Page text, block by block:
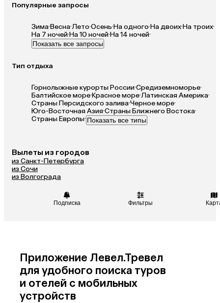
Подписка Фильтры
Популярные запросы
Зима·Весна·Лето·Осень·На одного·На двоих·На троих·
На 7 ночей·На 10 ночей·На 14 ночей·
Показать все запросы
Тип отдыха
Горнолыжные курорты России·Средиземноморье·
Балтийское море·Красное море·Латинская Америка·
Страны Персидского залива·Черное море·
Юго-Восточная Азия·Страны Ближнего Востока·
Страны Европы·Показать все типы
Вылеты из городов
из Санкт-Петербурга
из Сочи
из Волгограда
Приложение Левел.Тревел
для удобного поиска туров
и отелей с мобильных
устройств